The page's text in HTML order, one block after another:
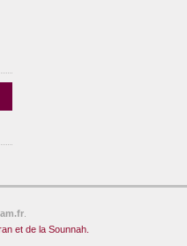
et de la Sounnah.